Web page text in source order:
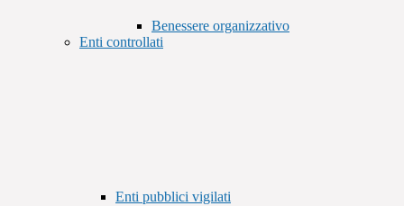
Benessere organizzativo
Enti controllati
Enti pubblici vigilati